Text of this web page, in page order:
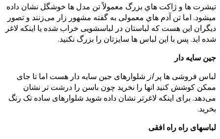
تیشرت ها و ژاکت هاي بزرگ معمولاً تن مدل ها خوشگل نشان داده
میشود. اما تن آدم هاي معمولی به گفته مشهور زار می‌زنند و تصور
دیگران این هست که لباستان در لباسشویی خراب شده یا اینکه لاغر
شده اید. پس با این لباس ها سایزتان را بزرگ نکنید.
جین سایه دار
لباس فروشی ها پراز شلوارهای جین سایه دار هست اما تا جای
ممکن کوشش کنید انها را نخرید چون باسن را درشت تر نشان
می‌دهد. برای اینکه لاغرتر نشان داده شوید شلوارهای ساده تک رنگ
بخرید.
لباسهای راه راه افقی